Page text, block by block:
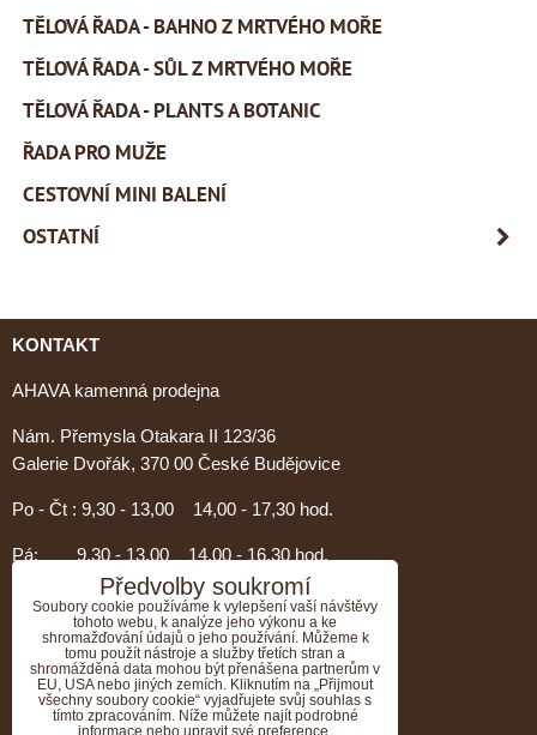
TĚLOVÁ ŘADA - BAHNO Z MRTVÉHO MOŘE
TĚLOVÁ ŘADA - SŮL Z MRTVÉHO MOŘE
TĚLOVÁ ŘADA - PLANTS A BOTANIC
ŘADA PRO MUŽE
CESTOVNÍ MINI BALENÍ
OSTATNÍ
KONTAKT
AHAVA kamenná prodejna
Nám. Přemysla Otakara II 123/36
Galerie Dvořák, 370 00 České Budějovice
Po - Čt : 9,30 - 13,00 14,00 - 17,30 hod.
Pá: 9,30 - 13,00 14,00 - 16,30 hod.
PORADENSTVÍ AHAVA
Nevíte si rady s výběrem?
Zavolejte nám, rádi Vám poradíme.....
Tel:774 376 804
Předvolby soukromí
Soubory cookie používáme k vylepšení vaší návštěvy
tohoto webu, k analýze jeho výkonu a ke
shromažďování údajů o jeho používání. Můžeme k
tomu použít nástroje a služby třetích stran a
shromážděná data mohou být přenášena partnerům v
EU, USA nebo jiných zemích. Kliknutím na „Přijmout
všechny soubory cookie“ vyjadřujete svůj souhlas s
tímto zpracováním. Níže můžete najít podrobné
informace nebo upravit své preference.